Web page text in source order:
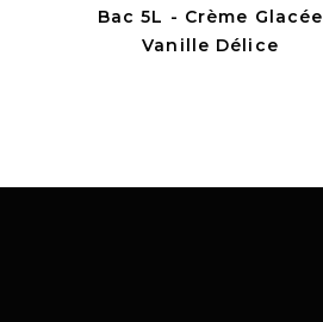
Bac 5L - Crème Glacée
Vanille Délice